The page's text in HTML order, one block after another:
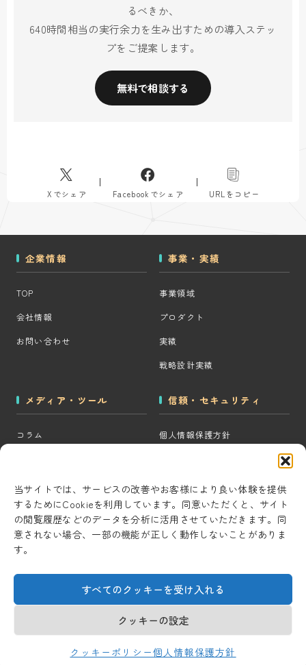
当サイトでは、サービスの改善やお客様により良い体験を提供
するためにCookieを利用しています。同意いただくと、サイト
の閲覧履歴などのデータを分析に活用させていただきます。同
意されない場合、一部の機能が正しく動作しないことがありま
す。
すべてのクッキーを受け入れる
クッキーの設定
クッキーポリシー個人情報保護方針
るべきか、
640時間相当の実行余力を生み出すための導入ステッ
プをご提案します。
無料で相談する
Xでシェア Facebookでシェア URLをコピー
企業情報
TOP
会社情報
お問い合わせ
事業・実績
事業領域
プロダクト
実績
戦略設計実績
メディア・ツール
コラム
CRM・MAツール選定診断
BigQuery×GTM 相場見積もり
ツール
AI用語集
信頼・セキュリティ
個人情報保護方針
コンテンツ制作方針
研究・開発方針
セキュリティ対策
© 2026 Universal Marketing Inc.